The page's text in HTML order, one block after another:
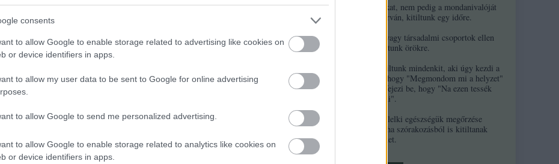
consents
to allow Google to enable storage related to advertising like cookies on
or device identifiers in apps.
to allow my user data to be sent to Google for online advertising
to allow Google to send me personalized advertising.
to allow Google to enable storage related to analytics like cookies on
or device identifiers in apps.
1. Ha a másikat, nem pedig a mondanivalóját
minősíted durván, kitiltunk egy időre.
2. Ha népek vagy társadalmi csoportok ellen
uszítasz, kitiltunk örökre.
3. Örökre kitiltunk mindenkit, aki úgy kezdi a
kommentjét, hogy "Megmondom mi a helyzet"
és/vagy úgy fejezi be, hogy "Na ezen tessék
elgondolkodni".
4. A szerzők lelki egészségük megőrzése
érdekében néha szórakozásból is kitiltanak
kommentelőket.